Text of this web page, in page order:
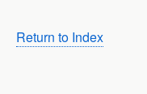
Return to Index